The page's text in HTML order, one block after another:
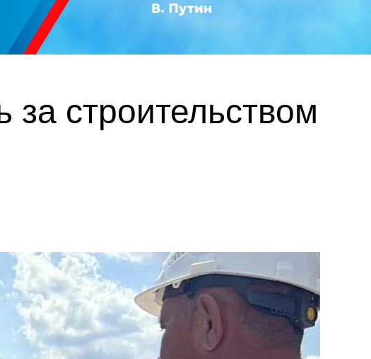
за строительством